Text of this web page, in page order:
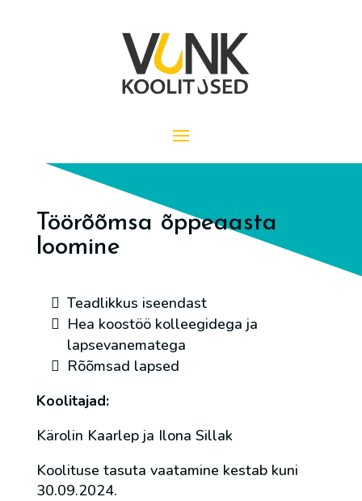
Töörõõmsa õppeaasta
loomine
Teadlikkus iseendast
Hea koostöö kolleegidega ja
lapsevanematega
Rõõmsad lapsed
Koolitajad:
Kärolin Kaarlep ja Ilona Sillak
Koolituse tasuta vaatamine kestab kuni
30.09.2024.